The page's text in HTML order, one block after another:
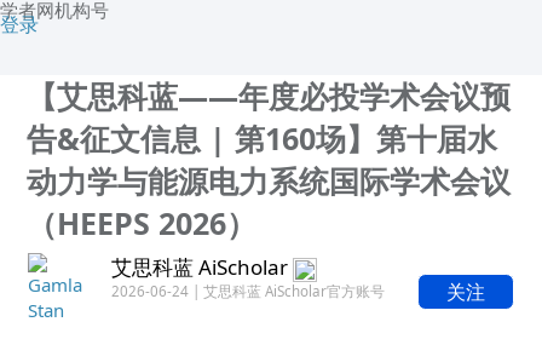
学者网机构号
登录
【艾思科蓝——年度必投学术会议预
告&征文信息 | 第160场】第十届水
动力学与能源电力系统国际学术会议
（HEEPS 2026）
艾思科蓝 AiScholar
2026-06-24 | 艾思科蓝 AiScholar官方账号 关注